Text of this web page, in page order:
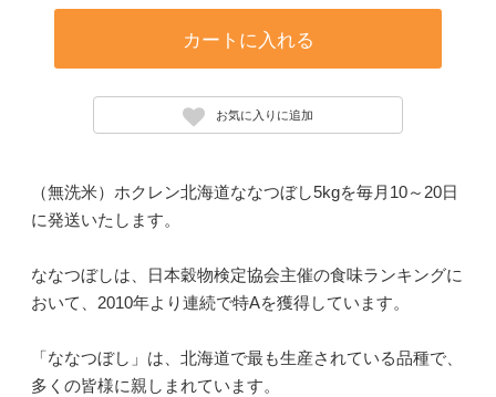
カートに入れる
お気に入りに追加
（無洗米）ホクレン北海道ななつぼし5kgを毎月10～20日
に発送いたします。
ななつぼしは、日本穀物検定協会主催の食味ランキングに
おいて、2010年より連続で特Aを獲得しています。
「ななつぼし」は、北海道で最も生産されている品種で、
多くの皆様に親しまれています。